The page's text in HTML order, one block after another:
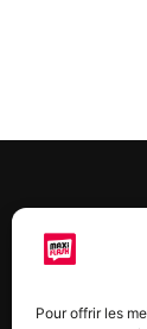
Pour offrir les